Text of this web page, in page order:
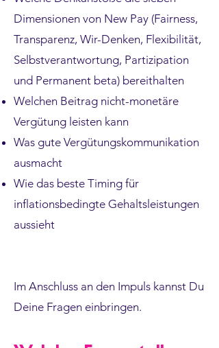
Dimensionen von New Pay (Fairness,
Transparenz, Wir-Denken, Flexibilität,
Selbstverantwortung, Partizipation
und Permanent beta) bereithalten
Welchen Beitrag nicht-monetäre
Vergütung leisten kann
Was gute Vergütungskommunikation
ausmacht
Wie das beste Timing für
inflationsbedingte Gehaltsleistungen
aussieht
Im Anschluss an den Impuls kannst Du
Deine Fragen einbringen.